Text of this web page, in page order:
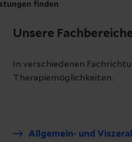
finden
Unsere
In verschiedenen
Therapiemöglichkeiten.
Allgemein- und